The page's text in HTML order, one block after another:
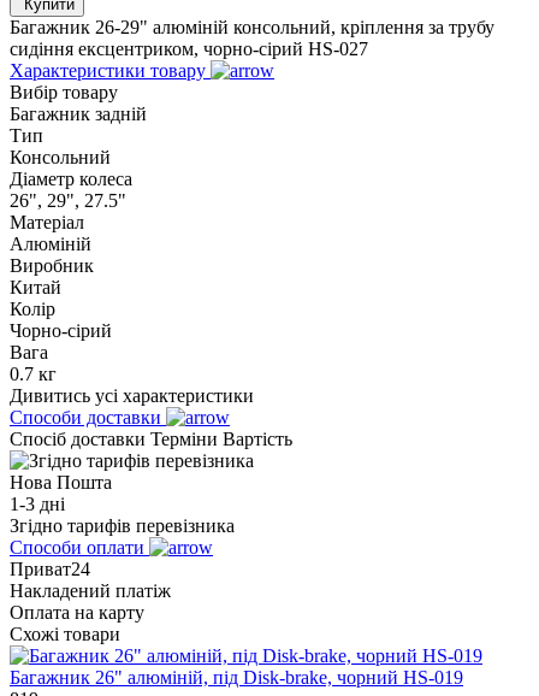
Купити
Багажник 26-29" алюміній консольний, кріплення за трубу
сидіння ексцентриком, чорно-сірий HS-027
Характеристики товару
Вибір товару
Багажник задній
Тип
Консольний
Діаметр колеса
26", 29", 27.5"
Матеріал
Алюміній
Виробник
Китай
Колір
Чорно-сірий
Вага
0.7 кг
Дивитись усі характеристики
Способи доставки
Спосіб доставки Терміни Вартість
Нова Пошта
1-3 дні
Згідно тарифів перевізника
Способи оплати
Приват24
Накладений платіж
Оплата на карту
Схожі товари
Багажник 26" алюміній, під Disk-brake, чорний HS-019